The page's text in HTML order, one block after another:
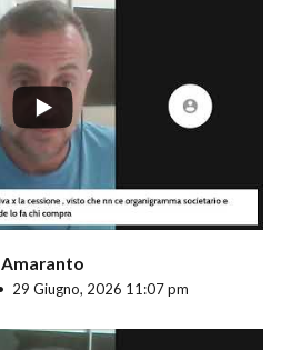
Amaranto
29 Giugno, 2026 11:07 pm